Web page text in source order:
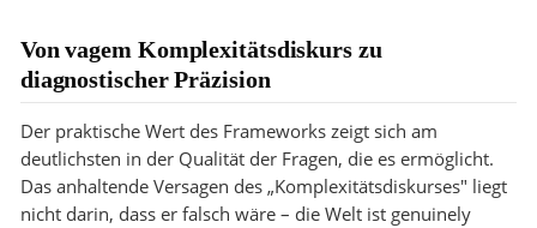
Von vagem Komplexitätsdiskurs zu
diagnostischer Präzision
Der praktische Wert des Frameworks zeigt sich am
deutlichsten in der Qualität der Fragen, die es ermöglicht.
Das anhaltende Versagen des „Komplexitätsdiskurses" liegt
nicht darin, dass er falsch wäre – die Welt ist genuinely